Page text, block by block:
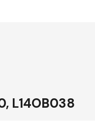
L14OB038